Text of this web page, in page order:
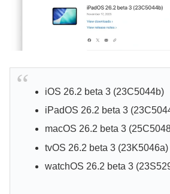
iOS 26.2 beta 3 (23C5044b)
iPadOS 26.2 beta 3
macOS 26.2 beta 3
tvOS 26.2 beta 3 (23K5046a)
watchOS 26.2 beta 3